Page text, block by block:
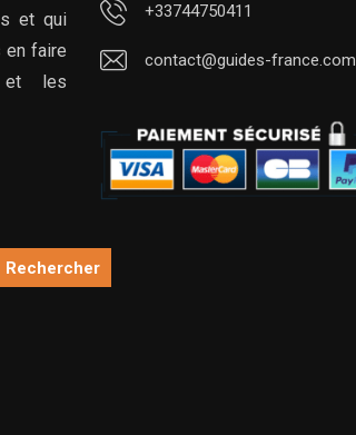
et qui
en faire
et les
Rechercher
+33744750411
contact@guides-france.com